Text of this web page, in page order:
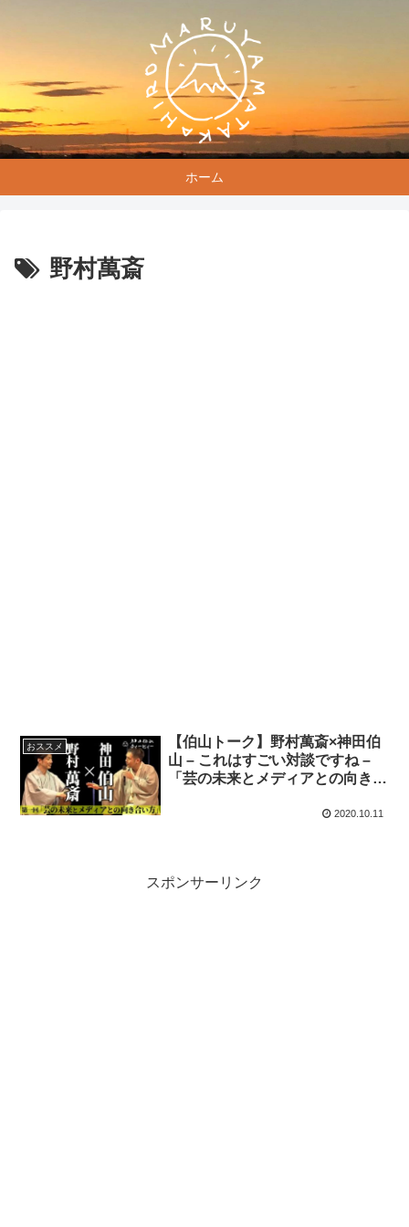
ホーム
野村萬斎
おススメ
【伯山トーク】野村萬斎×神田伯
山 – これはすごい対談ですね –
「芸の未来とメディアとの向き合
2020.10.11
スポンサーリンク